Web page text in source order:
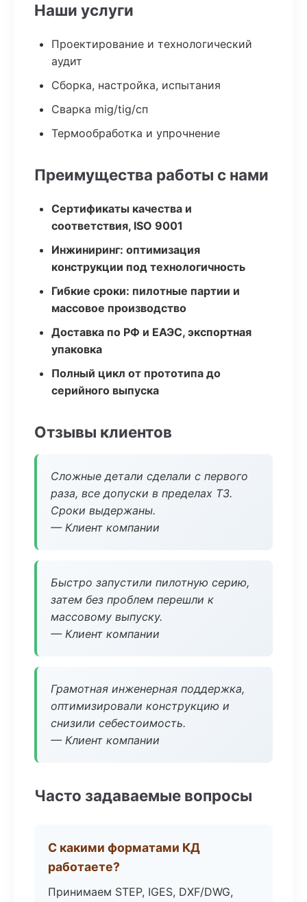
Наши услуги
Проектирование и технологический
аудит
Сборка, настройка, испытания
Сварка mig/tig/сп
Термообработка и упрочнение
Преимущества работы с нами
Сертификаты качества и
соответствия, ISO 9001
Инжиниринг: оптимизация
конструкции под технологичность
Гибкие сроки: пилотные партии и
массовое производство
Доставка по РФ и ЕАЭС, экспортная
упаковка
Полный цикл от прототипа до
серийного выпуска
Отзывы клиентов
Сложные детали сделали с первого
раза, все допуски в пределах ТЗ.
Сроки выдержаны.
— Клиент компании
Быстро запустили пилотную серию,
затем без проблем перешли к
массовому выпуску.
— Клиент компании
Грамотная инженерная поддержка,
оптимизировали конструкцию и
снизили себестоимость.
— Клиент компании
Часто задаваемые вопросы
С какими форматами КД
работаете?
Принимаем STEP, IGES, DXF/DWG,